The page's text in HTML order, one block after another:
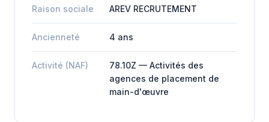
Raison sociale AREV RECRUTEMENT
Ancienneté 4 ans
Activité (NAF)
78.10Z — Activités des
agences de placement de
main-d'œuvre